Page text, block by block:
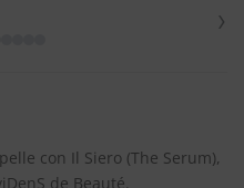
›
con Il Siero (The Serum),
de Beauté.